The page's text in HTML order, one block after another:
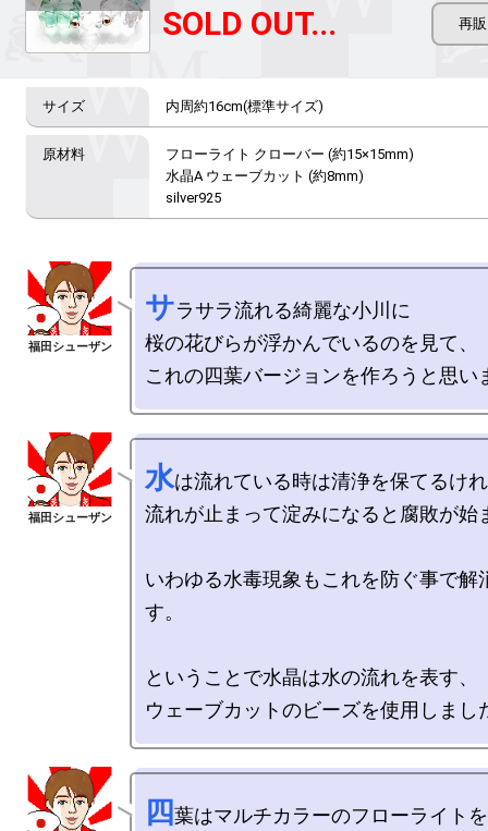
SOLD OUT...
内周約16cm(標準サイズ)
フローライト クローバー (約15×15mm)
水晶A ウェーブカット (約8mm)
silver925
サラサラ流れる綺麗な小川に
桜の花びらが浮かんでいるのを見て、
水は流れている時は清浄を保てるけ
流れが止まって淀みになると腐敗が始
いわゆる水毒現象もこれを防ぐ事で解
す。
ということで水晶は水の流れを表す、
四葉はマルチカラーのフローライト